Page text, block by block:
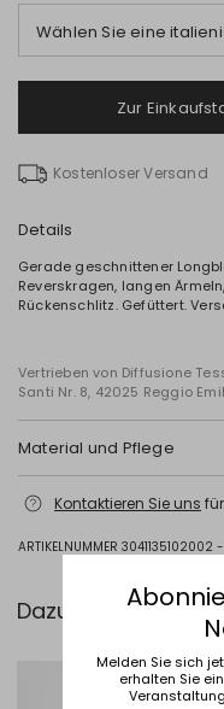
Wählen Sie eine
Zur
Kostenloser Versand
Details
Gerade geschnittener
Reverskragen, langen
Rückenschlitz. Gefüttert.
Vertrieben von Diffusione
Santi Nr. 8, 42025 Reggio
Material und Pflege
trocknen; bügeln mit
Stoff 67% polyester, 29%
Kontaktieren Sie uns
ARTIKELNUMMER 3041135102002
Dazu passt ...
Melden Sie sich
erhalten Sie